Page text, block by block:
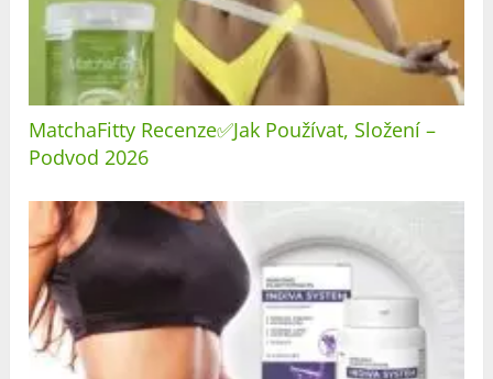
MatchaFitty Recenze✅Jak Používat, Složení –
Podvod 2026